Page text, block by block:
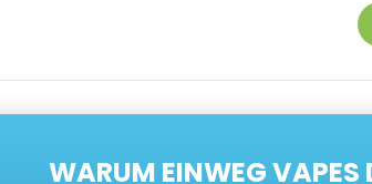
WARUM EINWEG VAPES